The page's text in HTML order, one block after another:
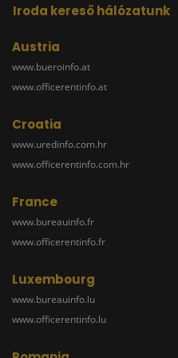
Iroda kereső hálózatunk
Austria
www.bueroinfo.at
www.officerentinfo.at
Croatia
www.uredinfo.com.hr
www.officerentinfo.com.hr
France
www.bureauinfo.fr
www.officerentinfo.fr
Luxembourg
www.bureauinfo.lu
www.officerentinfo.lu